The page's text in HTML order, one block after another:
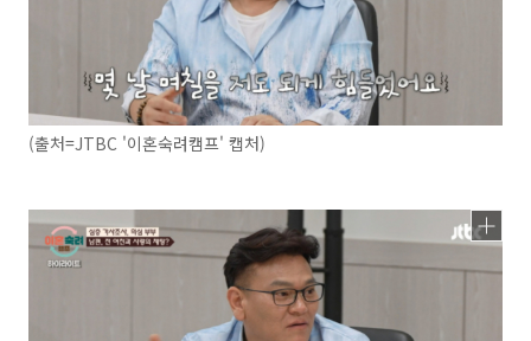
(출처=JTBC '이혼숙려캠프' 캡처)